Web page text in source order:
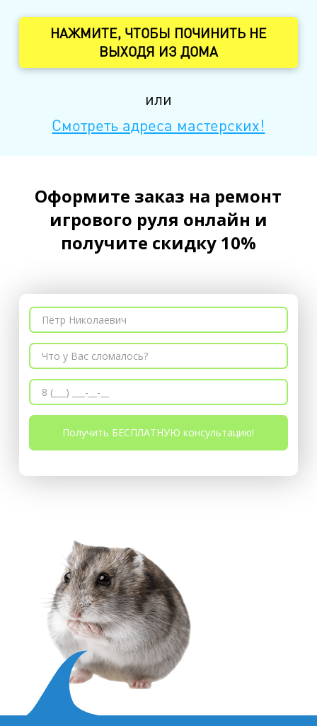
НАЖМИТЕ, ЧТОБЫ ПОЧИНИТЬ НЕ
ВЫХОДЯ ИЗ ДОМА
или
Смотреть адреса мастерских!
Оформите заказ на ремонт
игрового руля онлайн и
получите скидку 10%